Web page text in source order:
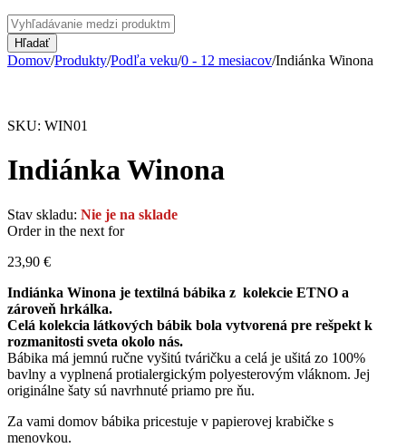
Domov/Produkty/Podľa veku/0 - 12 mesiacov/Indiánka Winona
SKU: WIN01
Indiánka Winona
Stav skladu: Nie je na sklade
Order in the next for
23,90 €
Indiánka Winona je textilná bábika z kolekcie ETNO a
zároveň hrkálka.
Celá kolekcia látkových bábik bola vytvorená pre rešpekt k
rozmanitosti sveta okolo nás.
Bábika má jemnú ručne vyšitú tváričku a celá je ušitá zo 100%
bavlny a vyplnená protialergickým polyesterovým vláknom. Jej
originálne šaty sú navrhnuté priamo pre ňu.
Za vami domov bábika pricestuje v papierovej krabičke s
menovkou.